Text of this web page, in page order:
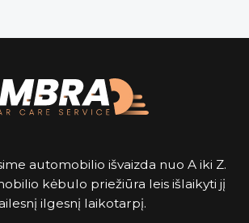
automobilio išvaizda nuo A iki Z.
kėbulo priežiūra leis išlaikyti jį
ilgesnį laikotarpį.